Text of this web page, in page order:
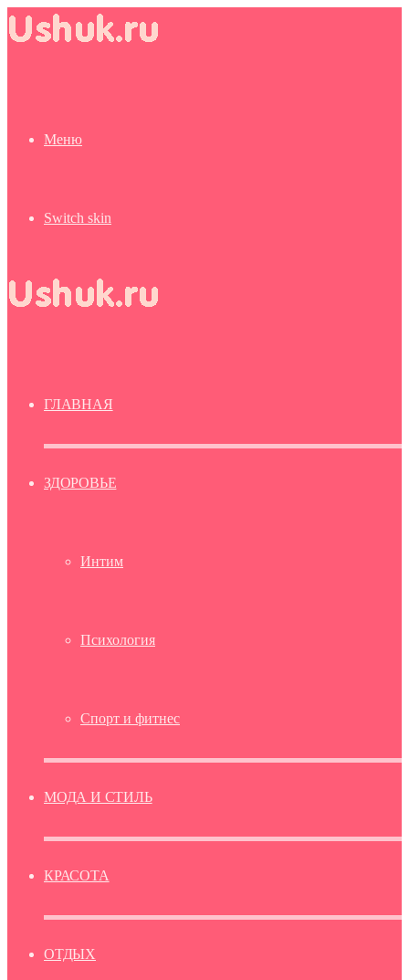
Меню
Switch skin
ГЛАВНАЯ
ЗДОРОВЬЕ
Интим
Психология
Спорт и фитнес
МОДА И СТИЛЬ
КРАСОТА
ОТДЫХ